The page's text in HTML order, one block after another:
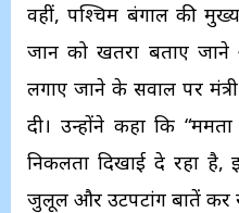
वहीं, पश्चिम बंगाल की
जान को खतरा बताए
लगाए जाने के सवाल पर मंत्री
दी। उन्होंने कहा कि
निकलता दिखाई दे रहा
जुलूल और उटपटांग बातें कर